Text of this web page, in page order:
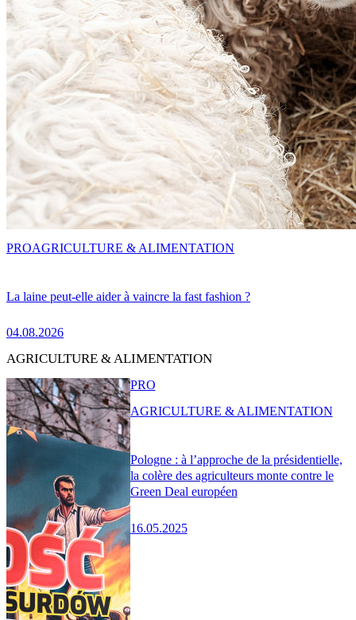
La laine peut-elle aider à vaincre la fast fashion ?
04.08.2026
PROAGRICULTURE & ALIMENTATION
AGRICULTURE & ALIMENTATION
Pologne : à l’approche de la présidentielle,
la colère des agriculteurs monte contre le
Green Deal européen
16.05.2025
PRO
AGRICULTURE & ALIMENTATION